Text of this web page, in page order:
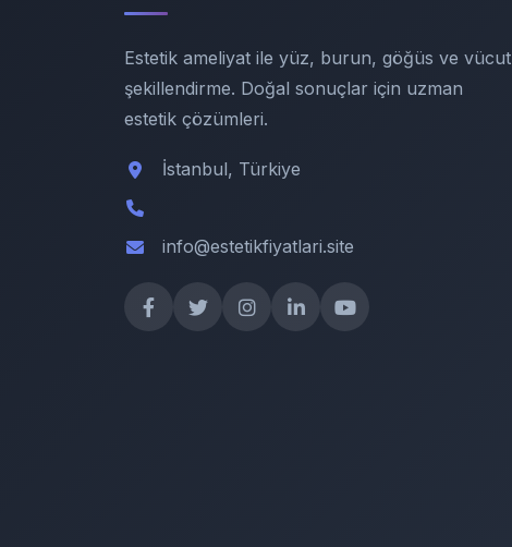
Estetik ameliyat ile yüz, burun, göğüs ve vücut
şekillendirme. Doğal sonuçlar için uzman
estetik çözümleri.
İstanbul, Türkiye
info@estetikfiyatlari.site